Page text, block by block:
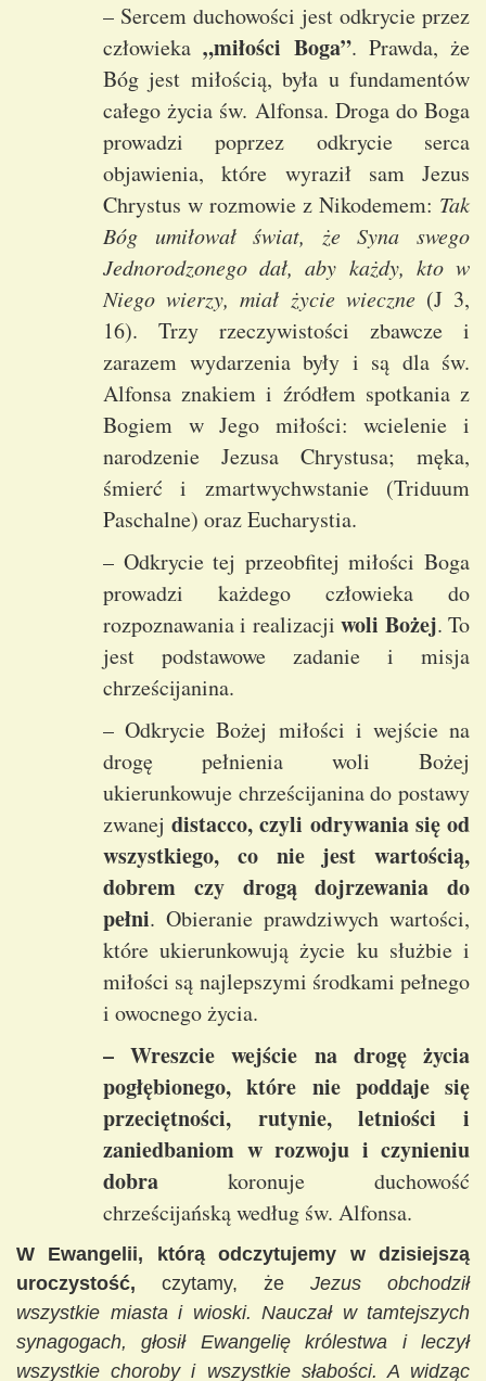
– Sercem duchowości jest odkrycie przez
człowieka„miłości Boga”. Prawda, że
Bóg jest miłością, była u fundamentów
całego życia św. Alfonsa. Droga do Boga
prowadzi poprzez odkrycie serca
objawienia, które wyraził sam Jezus
Chrystus w rozmowie z Nikodemem: Tak
Bóg umiłował świat, że Syna swego
Jednorodzonego dał, aby każdy, kto w
Niego wierzy, miał życie wieczne(J 3,
16). Trzy rzeczywistości zbawcze i
zarazem wydarzenia były i są dla św.
Alfonsa znakiem i źródłem spotkania z
Bogiem w Jego miłości: wcielenie i
narodzenie Jezusa Chrystusa; męka,
śmierć i zmartwychwstanie (Triduum
Paschalne) oraz Eucharystia.
– Odkrycie tej przeobfitej miłości Boga
prowadzi każdego człowieka do
rozpoznawania i realizacjiwoli Bożej. To
jest podstawowe zadanie i misja
chrześcijanina.
– Odkrycie Bożej miłości i wejście na
drogę pełnienia woli Bożej
ukierunkowuje chrześcijanina do postawy
zwanejdistacco, czyli odrywania się od
wszystkiego, co nie jest wartością,
dobrem czy drogą dojrzewania do
pełni. Obieranie prawdziwych wartości,
które ukierunkowują życie ku służbie i
miłości są najlepszymi środkami pełnego
i owocnego życia.
– Wreszcie wejście na drogę życia
pogłębionego, które nie poddaje się
przeciętności, rutynie, letniości i
zaniedbaniom w rozwoju i czynieniu
dobra koronuje duchowość
chrześcijańską według św. Alfonsa.
W Ewangelii, którą odczytujemy w dzisiejszą
uroczystość, czytamy, że Jezus obchodził
wszystkie miasta i wioski. Nauczał w tamtejszych
synagogach, głosił Ewangelię królestwa i leczył
wszystkie choroby i wszystkie słabości. A widząc